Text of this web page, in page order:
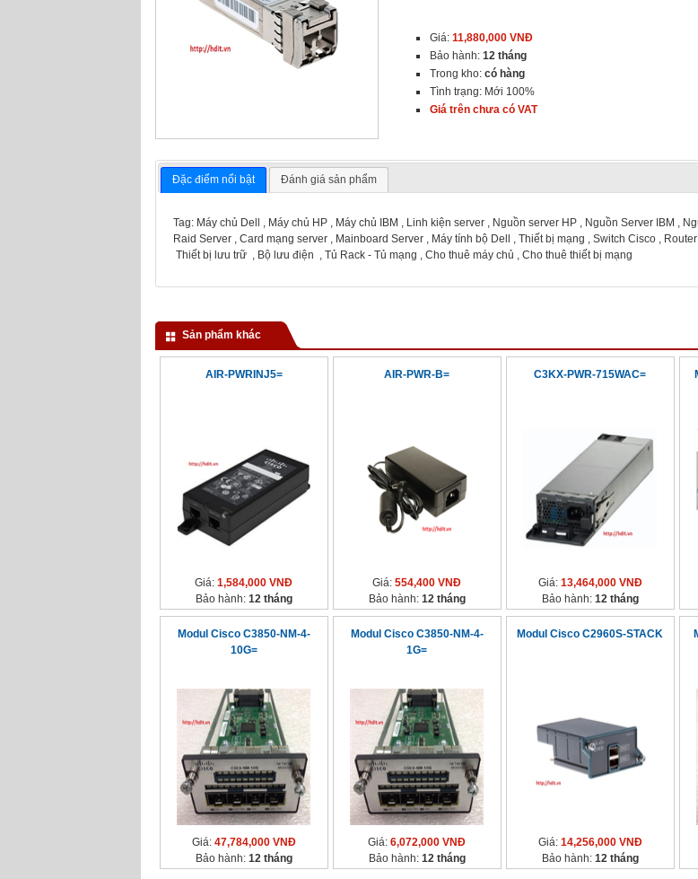
Giá: 11,880,000 VNĐ
Bảo hành: 12 tháng
Trong kho: có hàng
Tình trạng: Mới 100%
Giá trên chưa có VAT
Đặc điểm nổi bật Đánh giá sản phẩm
Tag: Máy chủ Dell , Máy chủ HP , Máy chủ IBM , Linh kiện server , Nguồn server HP , Nguồn Server IBM ,
Raid Server , Card mạng server , Mainboard Server , Máy tính bộ Dell , Thiết bị mạng , Switch Cisco , Router
Thiết bị lưu trữ , Bộ lưu điện , Tủ Rack - Tủ mạng , Cho thuê máy chủ , Cho thuê thiết bị mạng
Sản phẩm khác
AIR-PWRINJ5=
Giá: 1,584,000 VNĐ
Bảo hành: 12 tháng
AIR-PWR-B=
Giá: 554,400 VNĐ
Bảo hành: 12 tháng
C3KX-PWR-715WAC=
Giá: 13,464,000 VNĐ
Bảo hành: 12 tháng
Modul Cisco C3850-NM-4-
10G=
Giá: 47,784,000 VNĐ
Bảo hành: 12 tháng
Modul Cisco C3850-NM-4-
1G=
Giá: 6,072,000 VNĐ
Bảo hành: 12 tháng
Modul Cisco C2960S-STACK
Giá: 14,256,000 VNĐ
Bảo hành: 12 tháng